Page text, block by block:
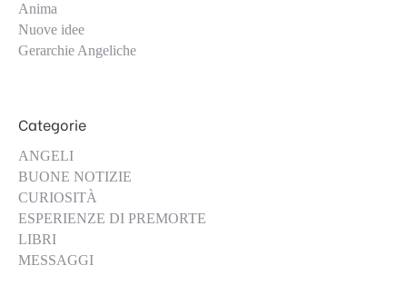
Anima
Nuove idee
Gerarchie Angeliche
Categorie
ANGELI
BUONE NOTIZIE
CURIOSITÀ
ESPERIENZE DI PREMORTE
LIBRI
MESSAGGI